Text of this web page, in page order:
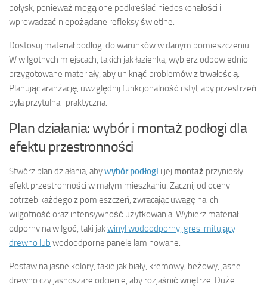
połysk, ponieważ mogą one podkreślać niedoskonałości i
wprowadzać niepożądane refleksy świetlne.
Dostosuj materiał podłogi do warunków w danym pomieszczeniu.
W wilgotnych miejscach, takich jak łazienka, wybierz odpowiednio
przygotowane materiały, aby uniknąć problemów z trwałością.
Planując aranżację, uwzględnij funkcjonalność i styl, aby przestrzeń
była przytulna i praktyczna.
Plan działania: wybór i montaż podłogi dla
efektu przestronności
Stwórz plan działania, abywybór podłogi i jej montaż przyniosły
efekt przestronności w małym mieszkaniu. Zacznij od oceny
potrzeb każdego z pomieszczeń, zwracając uwagę na ich
wilgotność oraz intensywność użytkowania. Wybierz materiał
odporny na wilgoć, taki jakwinyl wodoodporny, gres imitujący
drewno lub wodoodporne panele laminowane.
Postaw na jasne kolory, takie jak biały, kremowy, beżowy, jasne
drewno czy jasnoszare odcienie, aby rozjaśnić wnętrze. Duże